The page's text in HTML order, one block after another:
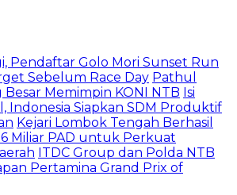
Pendaftar Golo Mori Sunset Run
Sebelum Race Day Pathul
Memimpin KONI NTB ​Isi
Indonesia Siapkan SDM Produktif
Kejari Lombok Tengah Berhasil
Miliar PAD untuk Perkuat
ITDC Group dan Polda NTB
Pertamina Grand Prix of